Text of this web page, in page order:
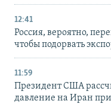
12:41
Россия, вероятно,
чтобы подорвать
11:59
Президент США
давление на Иран